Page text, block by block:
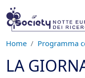
Salta al contenuto
Home Programma
LA